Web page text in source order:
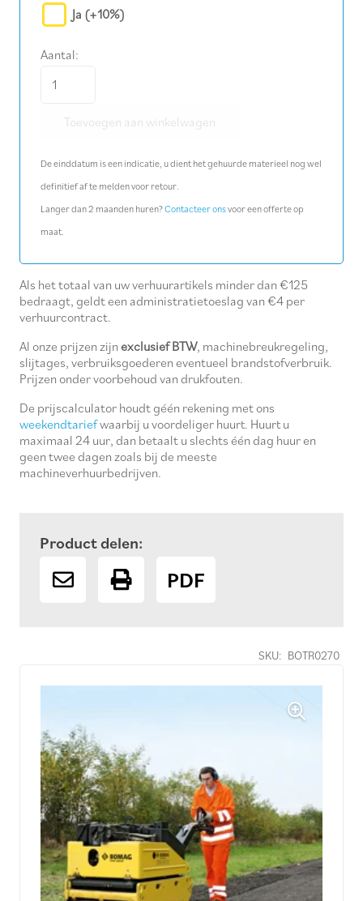
SKU: BOTR0270
Ja (+10%)
Aantal:
Trilwals
Toevoegen aan winkelwagen
De einddatum is een indicatie, u dient het gehuurde materieel nog wel
definitief af te melden voor retour.
Langer dan 2 maanden huren?Contacteer onsvoor een offerte op
maat.
Als het totaal van uw verhuurartikels minder dan €125
bedraagt, geldt een administratietoeslag van €4 per
verhuurcontract.
Al onze prijzen zijn exclusief BTW, machinebreukregeling,
slijtages, verbruiksgoederen eventueel brandstofverbruik.
Prijzen onder voorbehoud van drukfouten.
De prijscalculator houdt géén rekening met ons
weekendtariefwaarbij u voordeliger huurt. Huurt u
maximaal 24 uur, dan betaalt u slechts één dag huur en
geen twee dagen zoals bij de meeste
machineverhuurbedrijven.
Product delen:
PDF